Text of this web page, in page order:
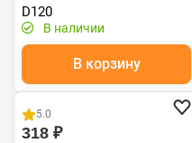
D120
В наличии
В корзину
5.0
318 ₽